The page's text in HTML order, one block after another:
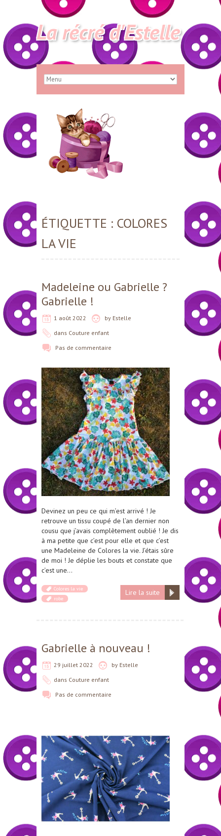
La récré d'Estelle
ÉTIQUETTE : COLORES
LA VIE
Madeleine ou Gabrielle ?
Gabrielle !
1 août 2022 by Estelle
dans Couture enfant
Pas de commentaire
Devinez un peu ce qui m’est arrivé ! Je
retrouve un tissu coupé de l’an dernier non
cousu que j’avais complètement oublié ! Je dis
à ma petite que c’est pour elle et que c’est
une Madeleine de Colores la vie. J’étais sûre
de moi ! Je déplie les bouts et constate que
c’est une…
Lire la suite
Colores la vie
robe
Gabrielle à nouveau !
29 juillet 2022 by Estelle
dans Couture enfant
Pas de commentaire